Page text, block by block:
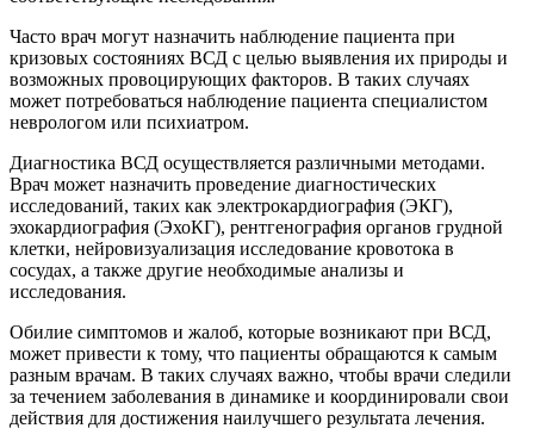
Часто врач могут назначить наблюдение пациента при
кризовых состояниях ВСД с целью выявления их природы и
возможных провоцирующих факторов. В таких случаях
может потребоваться наблюдение пациента специалистом
неврологом или психиатром.
Диагностика ВСД осуществляется различными методами.
Врач может назначить проведение диагностических
исследований, таких как электрокардиография (ЭКГ),
эхокардиография (ЭхоКГ), рентгенография органов грудной
клетки, нейровизуализация исследование кровотока в
сосудах, а также другие необходимые анализы и
исследования.
Обилие симптомов и жалоб, которые возникают при ВСД,
может привести к тому, что пациенты обращаются к самым
разным врачам. В таких случаях важно, чтобы врачи следили
за течением заболевания в динамике и координировали свои
действия для достижения наилучшего результата лечения.